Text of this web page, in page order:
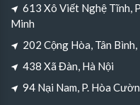
613 Xô Viết Nghệ Tĩnh,
Minh
202 Cộng Hòa, Tân
438 Xã Đàn, Hà Nội
94 Nại Nam, P. Hòa